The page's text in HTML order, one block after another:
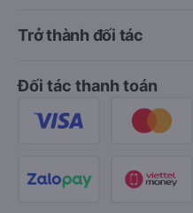
Trở thành đối tác
Đối tác thanh toán